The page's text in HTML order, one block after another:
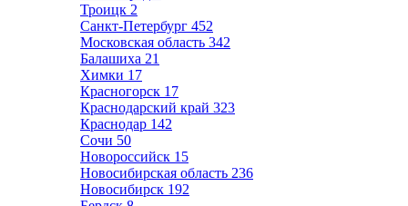
Троицк 2
Санкт-Петербург 452
Московская область 342
Балашиха 21
Химки 17
Красногорск 17
Краснодарский край 323
Краснодар 142
Сочи 50
Новороссийск 15
Новосибирская область 236
Новосибирск 192